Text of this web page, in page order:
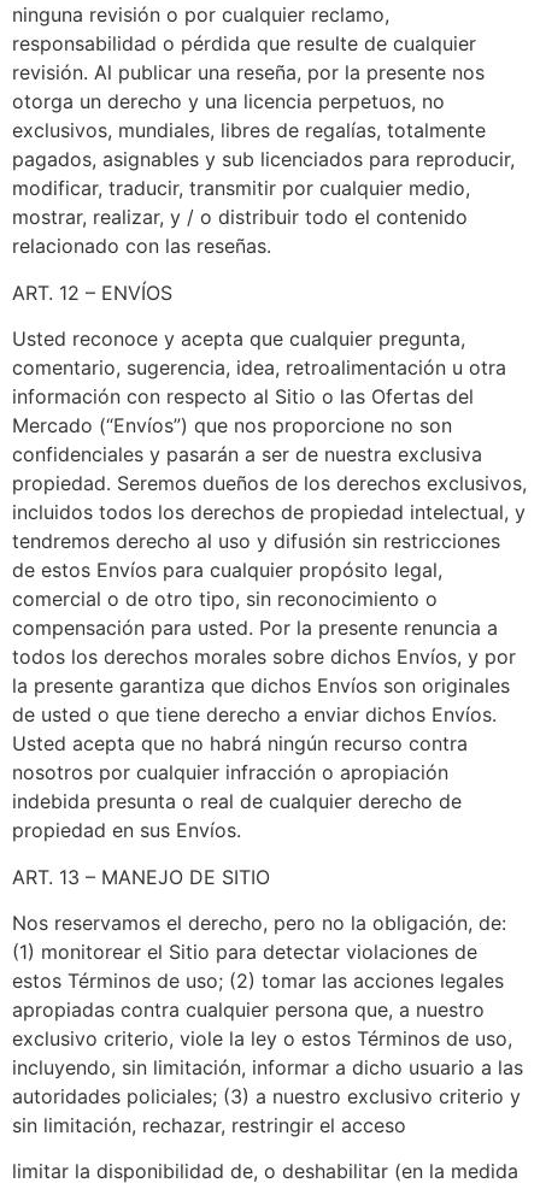
ninguna revisión o por cualquier reclamo,
responsabilidad o pérdida que resulte de cualquier
revisión. Al publicar una reseña, por la presente nos
otorga un derecho y una licencia perpetuos, no
exclusivos, mundiales, libres de regalías, totalmente
pagados, asignables y sub licenciados para reproducir,
modificar, traducir, transmitir por cualquier medio,
mostrar, realizar, y / o distribuir todo el contenido
relacionado con las reseñas.
ART. 12 – ENVÍOS
Usted reconoce y acepta que cualquier pregunta,
comentario, sugerencia, idea, retroalimentación u otra
información con respecto al Sitio o las Ofertas del
Mercado (“Envíos”) que nos proporcione no son
confidenciales y pasarán a ser de nuestra exclusiva
propiedad. Seremos dueños de los derechos exclusivos,
incluidos todos los derechos de propiedad intelectual, y
tendremos derecho al uso y difusión sin restricciones
de estos Envíos para cualquier propósito legal,
comercial o de otro tipo, sin reconocimiento o
compensación para usted. Por la presente renuncia a
todos los derechos morales sobre dichos Envíos, y por
la presente garantiza que dichos Envíos son originales
de usted o que tiene derecho a enviar dichos Envíos.
Usted acepta que no habrá ningún recurso contra
nosotros por cualquier infracción o apropiación
indebida presunta o real de cualquier derecho de
propiedad en sus Envíos.
ART. 13 – MANEJO DE SITIO
Nos reservamos el derecho, pero no la obligación, de:
(1) monitorear el Sitio para detectar violaciones de
estos Términos de uso; (2) tomar las acciones legales
apropiadas contra cualquier persona que, a nuestro
exclusivo criterio, viole la ley o estos Términos de uso,
incluyendo, sin limitación, informar a dicho usuario a las
autoridades policiales; (3) a nuestro exclusivo criterio y
sin limitación, rechazar, restringir el acceso
limitar la disponibilidad de, o deshabilitar (en la medida